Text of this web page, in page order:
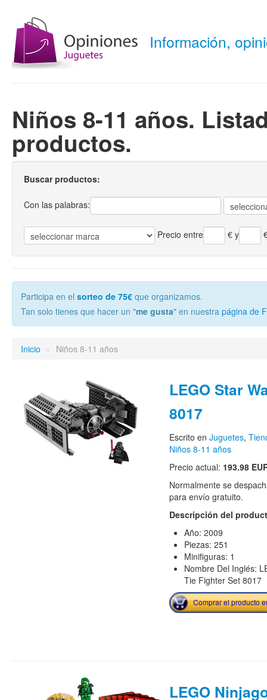
Información,
Niños 8-11 años.
productos.
Buscar productos:
Con las palabras:
Precio entre €y
Participa en el sorteo de 75€ que organizamos.
Tan solo tienes que hacer un "me gusta" en nuestra página de
Inicio » Niños 8-11 años
LEGO Star
8017
Escrito en Juguetes,
Niños 8-11 años
Precio actual: 193.98
Normalmente se
para envío gratuito.
Descripción del
Año: 2009
Piezas: 251
Minifiguras: 1
Nombre Del Inglés:
Tie Fighter Set 8017
Comprar el producto
LEGO